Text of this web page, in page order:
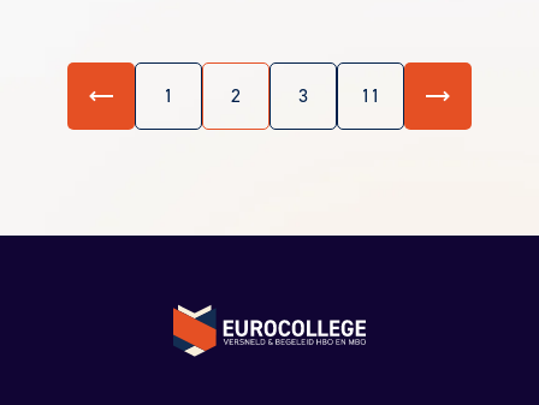
Vorige 1 2 3 11 Volgende
Terug naar de homepage